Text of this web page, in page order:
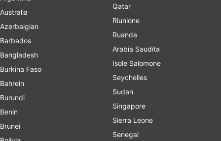
Australia
Azerbaigian
Barbados
Bangladesh
Burkina Faso
Bahrein
Burundi
Benin
Brunei
Qatar
Riunione
Ruanda
Arabia Saudita
Isole Salomone
Seychelles
Sudan
Singapore
Sierra Leone
Senegal